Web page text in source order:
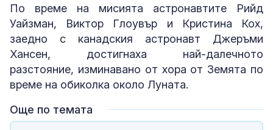
По време на мисията астронавтите Рийд
Уайзман, Виктор Глоувър и Кристина Кох,
заедно с канадския астронавт Джеръми
Хансен, достигнаха най-далечното
разстояние, изминавано от хора от Земята по
време на обиколка около Луната.
Още по темата